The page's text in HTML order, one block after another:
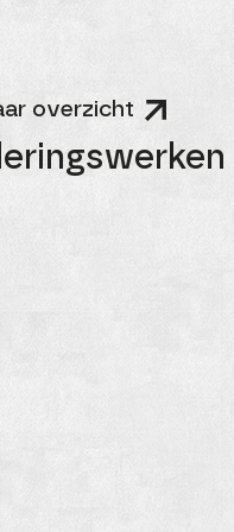
overzicht